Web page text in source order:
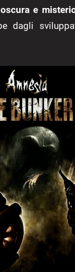
oscura e
dagli